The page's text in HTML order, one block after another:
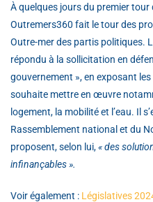
À quelques jours du premier
Outremers360 fait le tour des
Outre-mer des partis politiques.
répondu à la sollicitation en
gouvernement », en exposant les
souhaite mettre en œuvre
logement, la mobilité et l’eau. Il
Rassemblement national et du
proposent, selon lui,« des
infinançables ».
Voir également : Législatives